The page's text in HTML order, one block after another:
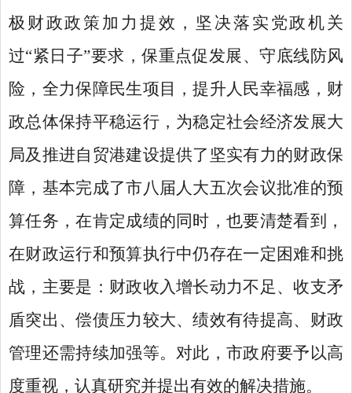
极财政政策加力提效，坚决落实党政机关
过“紧日子”要求，保重点促发展、守底线防风
险，全力保障民生项目，提升人民幸福感，财
政总体保持平稳运行，为稳定社会经济发展大
局及推进自贸港建设提供了坚实有力的财政保
障，基本完成了市八届人大五次会议批准的预
算任务，在肯定成绩的同时，也要清楚看到，
在财政运行和预算执行中仍存在一定困难和挑
战，主要是：财政收入增长动力不足、收支矛
盾突出、偿债压力较大、绩效有待提高、财政
管理还需持续加强等。对此，市政府要予以高
度重视，认真研究并提出有效的解决措施。